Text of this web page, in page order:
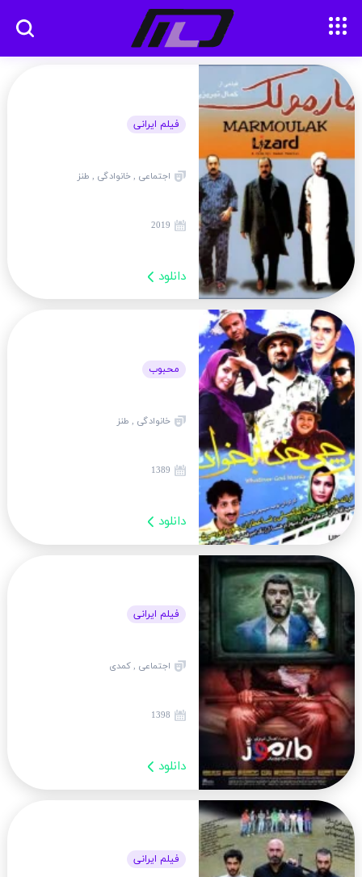
فیلم ایرانی
اجتماعی , خانوادگی , طنز
2019
دانلود
محبوب
خانوادگی , طنز
1389
دانلود
فیلم ایرانی
اجتماعی , کمدی
1398
دانلود
فیلم ایرانی